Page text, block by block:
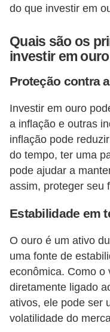
do que investir em
Quais são os
investir em
Proteção contra
Investir em ouro
a inflação e outras
inflação pode
do tempo, ter uma
pode ajudar a
assim, proteger seu
Estabilidade em
O ouro é um ativo
uma fonte de
econômica. Como o
diretamente ligado
ativos, ele pode ser
volatilidade do
i
a
n
c
a
m
e
n
t
o
o
r
m
a